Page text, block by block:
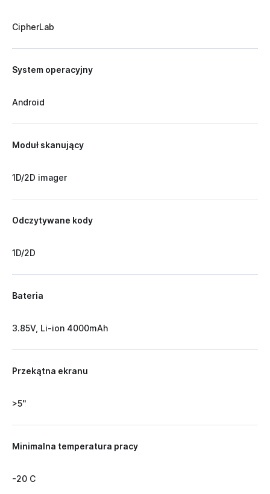
CipherLab
System operacyjny
Android
Moduł skanujący
1D/2D imager
Odczytywane kody
1D/2D
Bateria
3.85V, Li-ion 4000mAh
Przekątna ekranu
>5''
Minimalna temperatura pracy
-20 C